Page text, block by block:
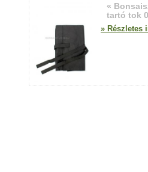
«
tartó tok
» Részletes